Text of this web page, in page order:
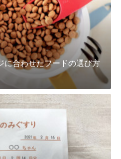
に合わせたフードの選び方